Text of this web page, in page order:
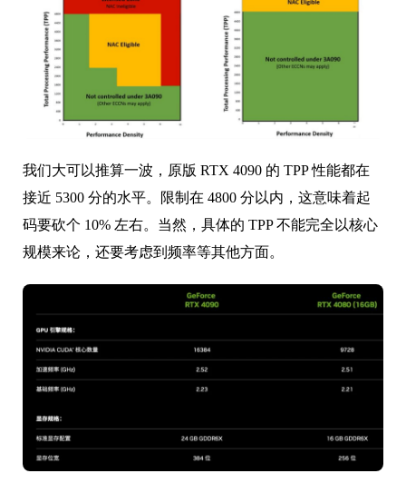
我们大可以推算一波，原版 RTX 4090 的 TPP 性能都在
接近 5300 分的水平。限制在 4800 分以内，这意味着起
码要砍个 10% 左右。当然，具体的 TPP 不能完全以核心
规模来论，还要考虑到频率等其他方面。